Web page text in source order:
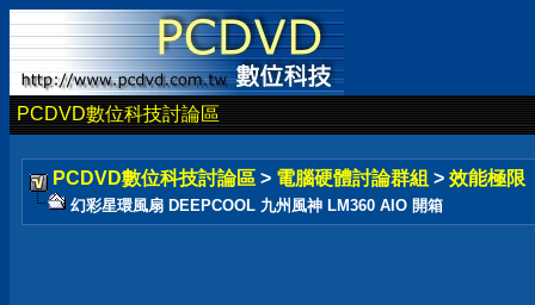
PCDVD數位科技討論區
PCDVD數位科技討論區 > 電腦硬體討論群組 > 效能極限
幻彩星環風扇 DEEPCOOL 九州風神 LM360 AIO 開箱